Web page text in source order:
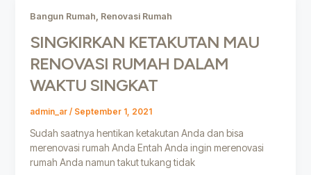
Bangun Rumah Renovasi Rumah
SINGKIRKAN KETAKUTAN MAU
RENOVASI RUMAH DALAM
WAKTU SINGKAT
admin_ar / September 1, 2021
Sudah saatnya hentikan ketakutan Anda dan bisa
merenovasi rumah Anda Entah Anda ingin merenovasi
rumah Anda namun takut tukang tidak